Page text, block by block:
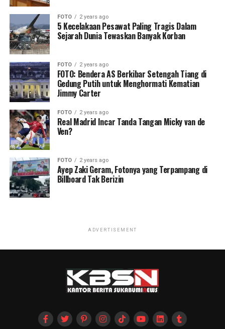
FOTO 2 years ago
5 Kecelakaan Pesawat Paling Tragis Dalam
Sejarah Dunia Tewaskan Banyak Korban
FOTO 2 years ago
FOTO: Bendera AS Berkibar Setengah Tiang di
Gedung Putih untuk Menghormati Kematian
Jimmy Carter
FOTO 2 years ago
Real Madrid Incar Tanda Tangan Micky van de
Ven?
FOTO 2 years ago
Ayep Zaki Geram, Fotonya yang Terpampang di
Billboard Tak Berizin
ADVERTISEMENT